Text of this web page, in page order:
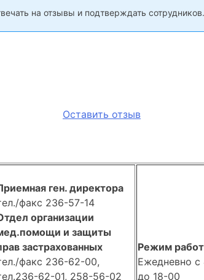
на отзывы и подтверждать сотрудников.
Оставить отзыв
ген. директора
факс 236-57-14
организации
и защиты
застрахованных
факс 236-62-00,
62-01, 258-56-02
Режим
Ежедневно с
до 18-00